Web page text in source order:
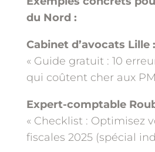
du Nord :
Cabinet d’avocats Lille :
« Guide gratuit : 10
qui coûtent cher aux
Expert-comptable
« Checklist : Optimisez
fiscales 2025 (spécial